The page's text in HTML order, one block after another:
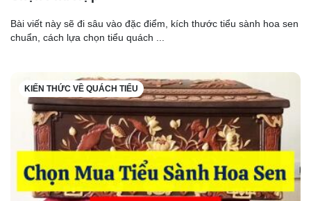
Bài viết này sẽ đi sâu vào đặc điểm, kích thước tiểu sành hoa sen
chuẩn, cách lựa chọn tiểu quách ...
KIẾN THỨC VỀ QUÁCH TIỂU